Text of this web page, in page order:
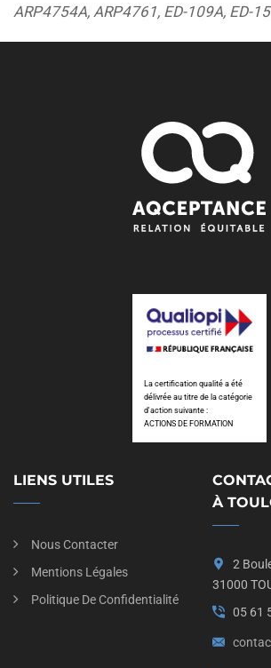
ARP4754A, ARP4761, ED-109A, ED-
La certification qualité a été
délivrée au titre de la catégorie
d'action suivante :
ACTIONS DE FORMATION
LIENS UTILES
Nous Contacter
Mentions Légales
Politique De Confidentialité
À
2
31000
05 61